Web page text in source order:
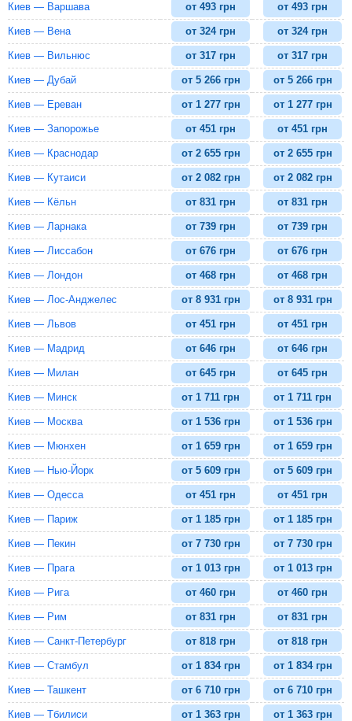
Киев — Варшава от493 грн от493 грн
Киев — Вена от324 грн от324 грн
Киев — Вильнюс от317 грн от317 грн
Киев — Дубай от 5 266 грн от 5 266 грн
Киев — Ереван от 1 277 грн от 1 277 грн
Киев — Запорожье от451 грн от451 грн
Киев — Краснодар от 2 655 грн от 2 655 грн
Киев — Кутаиси от 2 082 грн от 2 082 грн
Киев — Кёльн от831 грн от831 грн
Киев — Ларнака от739 грн от739 грн
Киев — Лиссабон от676 грн от676 грн
Киев — Лондон от468 грн от468 грн
Киев — Лос-Анджелес от 8 931 грн от 8 931 грн
Киев — Львов от451 грн от451 грн
Киев — Мадрид от646 грн от646 грн
Киев — Милан от645 грн от645 грн
Киев — Минск от1 711 грн от1 711 грн
Киев — Москва от 1 536 грн от 1 536 грн
Киев — Мюнхен от 1 659 грн от 1 659 грн
Киев — Нью-Йорк от 5 609 грн от 5 609 грн
Киев — Одесса от451 грн от451 грн
Киев — Париж от 1 185 грн от 1 185 грн
Киев — Пекин от 7 730 грн от 7 730 грн
Киев — Прага от 1 013 грн от 1 013 грн
Киев — Рига от460 грн от460 грн
Киев — Рим от831 грн от831 грн
Киев — Санкт-Петербург от818 грн от818 грн
Киев — Стамбул от 1 834 грн от 1 834 грн
Киев — Ташкент от 6 710 грн от 6 710 грн
Киев — Тбилиси от 1 363 грн от 1 363 грн